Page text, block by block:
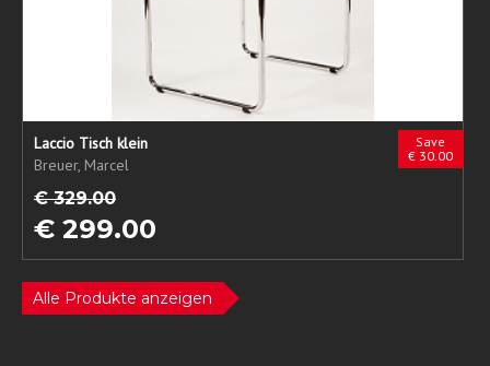
Save
€ 30.00
Laccio Tisch klein
Breuer, Marcel
€ 329.00
€ 299.00
Alle Produkte anzeigen